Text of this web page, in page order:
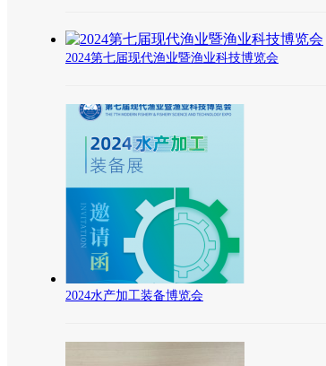
2024第七届现代渔业暨渔业科技博览会
2024水产加工装备博览会